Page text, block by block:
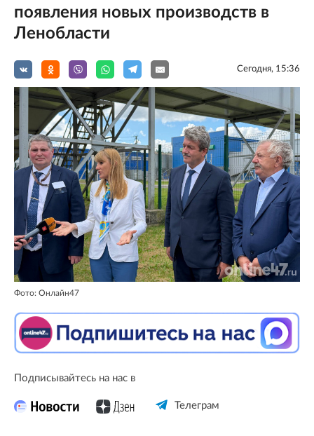
появления новых производств в
Ленобласти
Сегодня, 15:36
Фото: Онлайн47
Подписывайтесь на нас в
Телеграм